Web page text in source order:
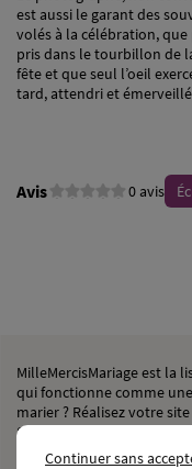
est aussi le garant des
volés à la célébration,
pris dans le tourbillon de
fête et que seul l’oeil
tard, attendri et
Avis 0 avis
MilleMercisMariage est la
qui fonctionne comme
marier ? Réalisez votre
Service clients gratuit.
établissement de
Continuer sans